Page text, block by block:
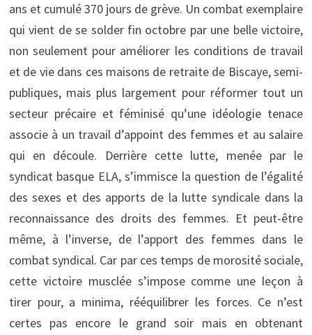
ans et cumulé 370 jours de grève. Un combat exemplaire
qui vient de se solder fin octobre par une belle victoire,
non seulement pour améliorer les conditions de travail
et de vie dans ces maisons de retraite de Biscaye, semi-
publiques, mais plus largement pour réformer tout un
secteur précaire et féminisé qu’une idéologie tenace
associe à un travail d’appoint des femmes et au salaire
qui en découle. Derrière cette lutte, menée par le
syndicat basque ELA, s’immisce la question de l’égalité
des sexes et des apports de la lutte syndicale dans la
reconnaissance des droits des femmes. Et peut-être
même, à l’inverse, de l’apport des femmes dans le
combat syndical. Car par ces temps de morosité sociale,
cette victoire musclée s’impose comme une leçon à
tirer pour, a minima, rééquilibrer les forces. Ce n’est
certes pas encore le grand soir mais en obtenant